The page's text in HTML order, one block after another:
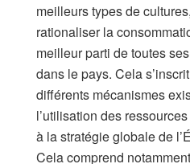
meilleurs types de
rationaliser la
meilleur parti de toutes
dans le pays. Cela
différents mécanismes
l’utilisation des
à la stratégie globale de
Cela comprend